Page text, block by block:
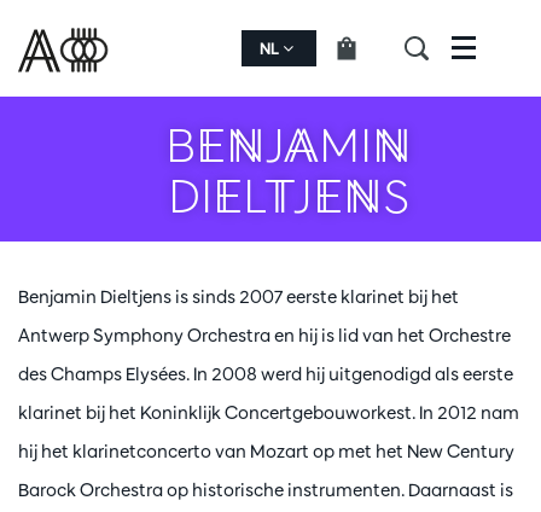
NL Menu
BENJAMIN
DIELTJENS
Benjamin Dieltjens is sinds 2007 eerste klarinet bij het
Antwerp Symphony Orchestra en hij is lid van het Orchestre
des Champs Elysées. In 2008 werd hij uitgenodigd als eerste
klarinet bij het Koninklijk Concertgebouworkest. In 2012 nam
hij het klarinetconcerto van Mozart op met het New Century
Barock Orchestra op historische instrumenten. Daarnaast is